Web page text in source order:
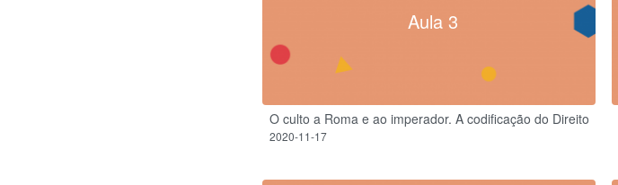
Aula 3
O culto a Roma e ao imperador. A codificação do Direito
2020-11-17